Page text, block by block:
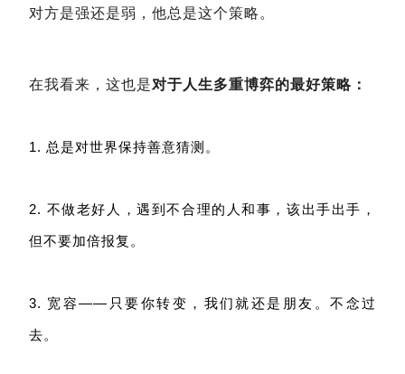
对方是强还是弱，他总是这个策略。
在我看来，这也是对于人生多重博弈的最好策略：
1. 总是对世界保持善意猜测。
2. 不做老好人，遇到不合理的人和事，该出手出手，
但不要加倍报复。
3. 宽容——只要你转变，我们就还是朋友。不念过
去。